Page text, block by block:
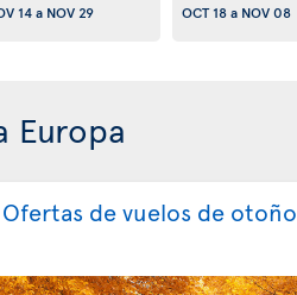
14a NOV 29
OCT 18a NOV 08
Europa
Ofertas de vuelos de otoño